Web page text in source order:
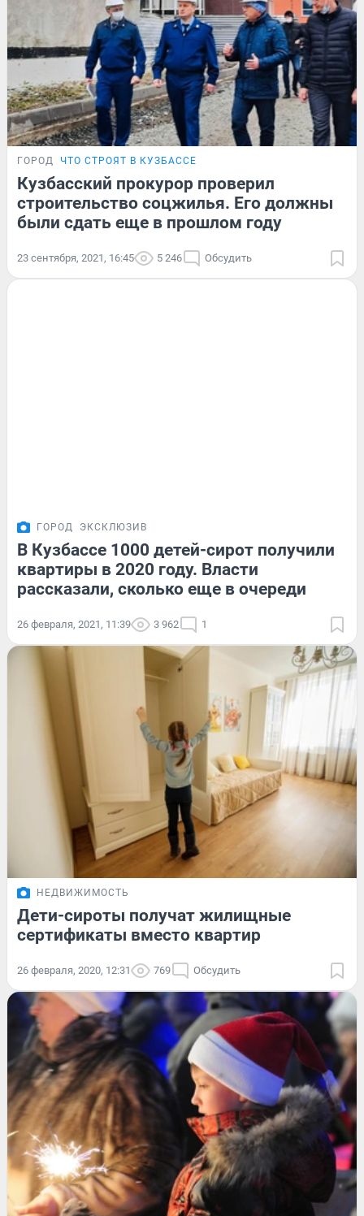
ГОРОД ЧТО СТРОЯТ В КУЗБАССЕ
Кузбасский прокурор проверил
строительство соцжилья. Его должны
были сдать еще в прошлом году
23 сентября, 2021, 16:45 5 246 Обсудить
ГОРОД ЭКСКЛЮЗИВ
В Кузбассе 1000 детей-сирот получили
квартиры в 2020 году. Власти
рассказали, сколько еще в очереди
26 февраля, 2021, 11:39 3 962 1
НЕДВИЖИМОСТЬ
Дети-сироты получат жилищные
сертификаты вместо квартир
26 февраля, 2020, 12:31 769 Обсудить